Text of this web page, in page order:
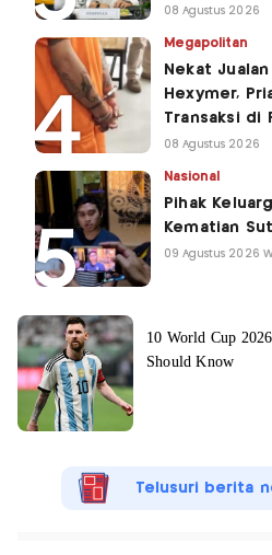
08 Agustus 2026
Megapolitan
Nekat
Hexymer,
Transaksi di
08 Agustus 2026
Nasional
Pihak
Kematian
09 Agustus 2026
Telusuri berita